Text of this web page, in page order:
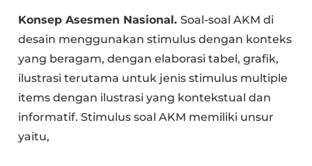
Konsep Asesmen Nasional.Soal-soal AKM di
desain menggunakan stimulus dengan konteks
yang beragam, dengan elaborasi tabel, grafik,
ilustrasi terutama untuk jenis stimulus multiple
items dengan ilustrasi yang kontekstual dan
informatif. Stimulus soal AKM memiliki unsur
yaitu,